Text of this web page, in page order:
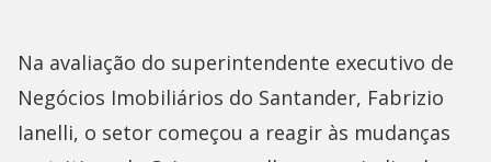
Na avaliação do superintendente executivo de
Negócios Imobiliários do Santander, Fabrizio
Ianelli, o setor começou a reagir às mudanças